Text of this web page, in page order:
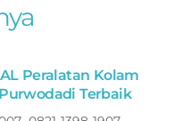
Peralatan Kolam
Terbaik